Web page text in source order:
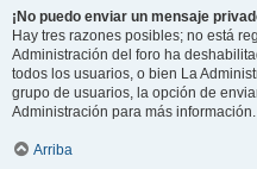
¡No puedo enviar un mensaje
Hay tres razones posibles; no está
Administración del foro ha
todos los usuarios, o bien La
grupo de usuarios, la opción de
Administración para más información.
Arriba